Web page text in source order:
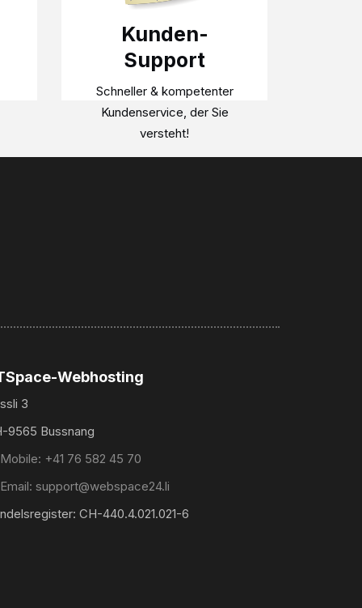
Kunden-
Support
Schneller & kompetenter
Kundenservice, der Sie
versteht!
Webhosting
3
9565 Bussnang
Mobile: +41 76 582 45 70
Email: support@webspace24.li
CH-440.4.021.021-6